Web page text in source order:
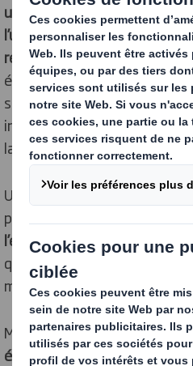
unique, satisfaisante et
l’unboxing. Ce terme désigne
reçoit son paquet et l’ouvre.
étape donne lieu à des
sociaux, notamment
internautes veulent voir le
la manière dont les marques
Un packaging personnalisé,
pratique
l’expérience client.Cela ne
questions
majeure des consommateurs.
Mais alors comment créer un
écologiquepour votre activité